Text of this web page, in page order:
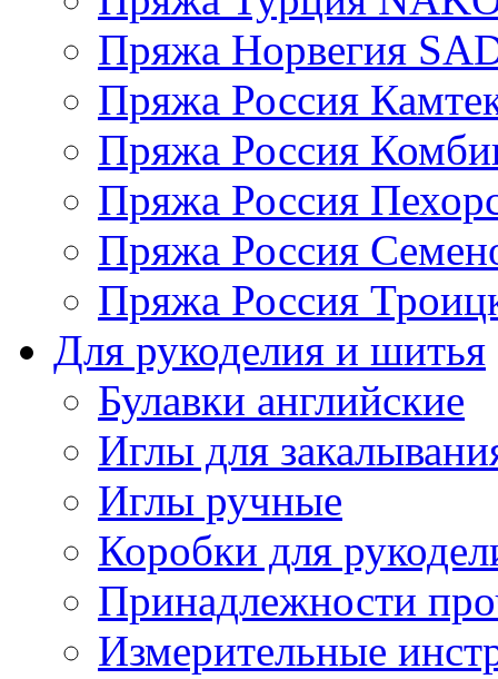
Пряжа Норвегия
Пряжа Россия
Пряжа Россия
Пряжа Россия
Пряжа Россия
Пряжа Россия
Для рукоделия и шитья
Булавки английские
Иглы для
Иглы ручные
Коробки для
Принадлежности
Измерительные